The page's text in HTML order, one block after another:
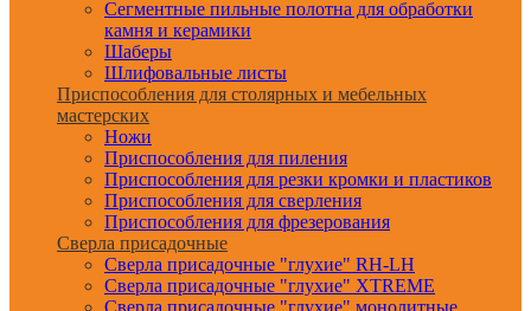
Сегментные пильные полотна для обработки
камня и керамики
Шаберы
Шлифовальные листы
Приспособления для столярных и мебельных
мастерских
Ножи
Приспособления для пиления
Приспособления для резки кромки и пластиков
Приспособления для сверления
Приспособления для фрезерования
Сверла присадочные
Сверла присадочные "глухие" RH-LH
Сверла присадочные "глухие" XTREME
Сверла присадочные "глухие" монолитные